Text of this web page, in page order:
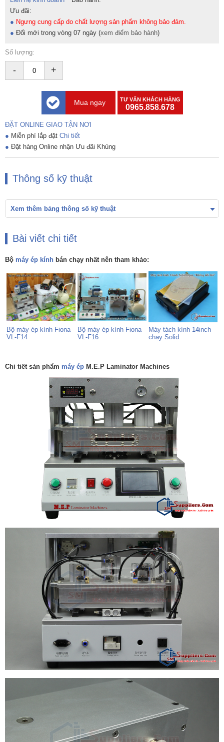
Ưu đãi:
● Ngưng cung cấp do chất lượng sản phẩm không bảo đảm.
● Đổi mới trong vòng 07 ngày (xem điểm bảo hành)
Số lượng:
- +
Mua ngay TƯ VẤN KHÁCH HÀNG
0965.858.678
ĐẶT ONLINE GIAO TẬN NƠI
● Miễn phí lắp đặt Chi tiết
● Đặt hàng Online nhận Ưu đãi Khủng
Thông số kỹ thuật
Xem thêm bảng thông số kỹ thuật
Bài viết chi tiết
Bộ máy ép kính bán chạy nhất nên tham khảo:
Bộ máy ép kính Fiona
VL-F14
Bộ máy ép kính Fiona
VL-F16
Máy tách kính 14inch
chạy Solid
Chi tiết sản phẩm máy ép M.E.P Laminator Machines